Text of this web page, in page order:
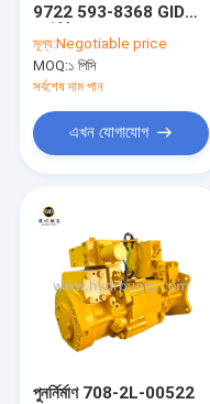
কারখানা ভ্রমণ
আমাদের সাথে যোগাযোগ করুন
Blog
উদ্ধৃতির জন্য আবেদন
9722 593-8368 GID
টোকুগাওয়া হাইড্রোলিক চাপ
Cat Excavator
E320GC
মূল্য:Negotiable price
MOQ:১ পিসি
সর্বশেষ দাম পান
এখন যোগাযোগ
পুনর্নির্মাণ 708-2L-00522